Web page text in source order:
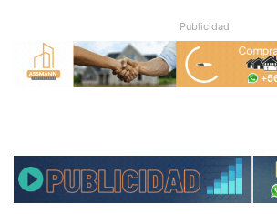
Publicidad